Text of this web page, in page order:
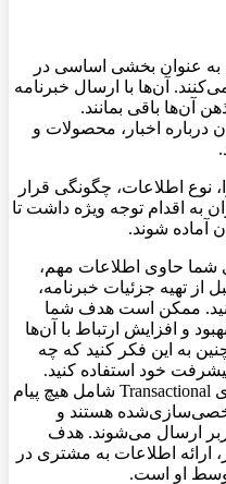
به عنوان بخشی اساسی در
آن‌ها با ارسال خبرنامه
آن‌ها باقی بمانند.
درباره اخبار، محصولات و
نوع اطلاعات، چگونگی قرار
به اقدام توجه ویژه داشت تا
آماده شوند.
شما حاوی اطلاعات مهم،
از تهیه جزئیات خبرنامه،
ممکن است هدف شما
و افزایش ارتباط با آن‌ها
به این فکر کنید که چه
خود استفاده کنید.
برخلاف ایمیل‌های بازاریابی، ایمیل‌های Transactional شامل هیچ پیام
شخصی‌سازی‌شده هستند و
ارسال می‌شوند. هدف
ارائه اطلاعات به مشتری در
توسط او است.